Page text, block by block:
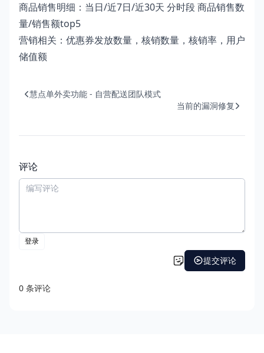
商品销售明细：当日/近7日/近30天 分时段 商品销售数
量/销售额top5
营销相关：优惠券发放数量，核销数量，核销率，用户
储值额
慧点单外卖功能 - 自营配送团队模式
当前的漏洞修复
评论